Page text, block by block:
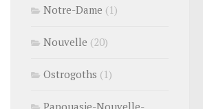
Notre-Dame (1)
Nouvelle (20)
Ostrogoths (1)
Papouasie-Nouvelle-